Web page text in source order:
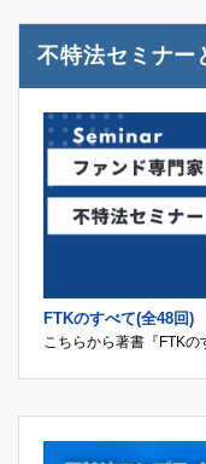
不特法セミナー
FTKのすべて(全48回)
こちらから著書『FTKの